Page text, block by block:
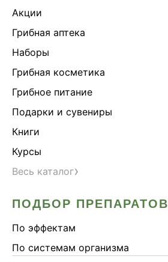
Акции
Грибная аптека
Наборы
Грибная косметика
Грибное питание
Подарки и сувениры
Книги
Курсы
Весь каталог›
ПОДБОР ПРЕПАРАТОВ
По эффектам
По системам организма